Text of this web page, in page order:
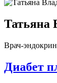
Татьяна
Врач-
Диабет